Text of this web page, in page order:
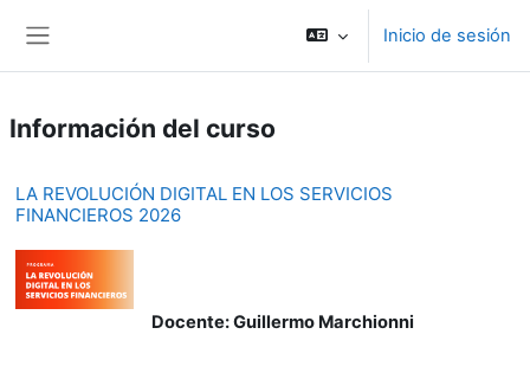
Inicio de sesión
Información del curso
LA REVOLUCIÓN DIGITAL EN LOS SERVICIOS
FINANCIEROS 2026
Docente: Guillermo Marchionni